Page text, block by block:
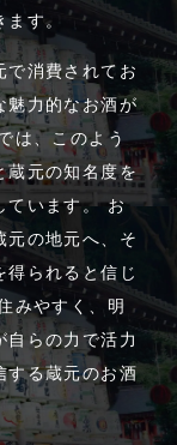
す。
で消費されてお
魅力的なお酒が
は、このよう
蔵元の知名度を
ています。 お
元の地元へ、そ
られると信じ
みやすく、明
自らの力で活力
する蔵元のお酒